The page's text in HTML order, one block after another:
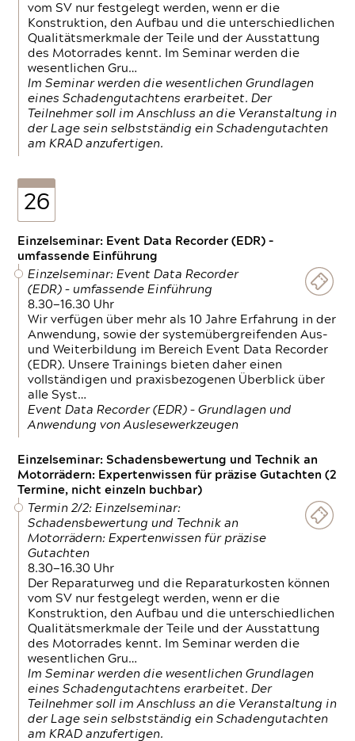
vom SV nur festgelegt werden, wenn er die
Konstruktion, den Aufbau und die unterschiedlichen
Qualitätsmerkmale der Teile und der Ausstattung
des Motorrades kennt. Im Seminar werden die
wesentlichen Gru…
Im Seminar werden die wesentlichen Grundlagen
eines Schadengutachtens erarbeitet. Der
Teilnehmer soll im Anschluss an die Veranstaltung in
der Lage sein selbstständig ein Schadengutachten
am KRAD anzufertigen.
26
Einzelseminar: Event Data Recorder (EDR) –
umfassende Einführung
Einzelseminar: Event Data Recorder
(EDR) – umfassende Einführung
8.30—16.30 Uhr
Wir verfügen über mehr als 10 Jahre Erfahrung in der
Anwendung, sowie der systemübergreifenden Aus-
und Weiterbildung im Bereich Event Data Recorder
(EDR). Unsere Trainings bieten daher einen
vollständigen und praxisbezogenen Überblick über
alle Syst…
Event Data Recorder (EDR) – Grundlagen und
Anwendung von Auslesewerkzeugen
Einzelseminar: Schadensbewertung und Technik an
Motorrädern: Expertenwissen für präzise Gutachten (2
Termine, nicht einzeln buchbar)
Termin 2/2: Einzelseminar:
Schadensbewertung und Technik an
Motorrädern: Expertenwissen für präzise
Gutachten
8.30—16.30 Uhr
Der Reparaturweg und die Reparaturkosten können
vom SV nur festgelegt werden, wenn er die
Konstruktion, den Aufbau und die unterschiedlichen
Qualitätsmerkmale der Teile und der Ausstattung
des Motorrades kennt. Im Seminar werden die
wesentlichen Gru…
Im Seminar werden die wesentlichen Grundlagen
eines Schadengutachtens erarbeitet. Der
Teilnehmer soll im Anschluss an die Veranstaltung in
der Lage sein selbstständig ein Schadengutachten
am KRAD anzufertigen.